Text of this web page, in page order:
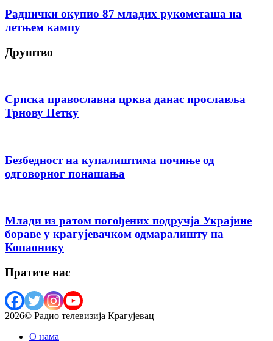
Раднички окупио 87 младих рукометаша на
летњем кампу
Друштво
Српска православна црква данас прославља
Трнову Петку
Безбедност на купалиштима почиње од
одговорног понашања
Млади из ратом погођених подручја Украјине
бораве у крагујевачком одмаралишту на
Копаонику
Пратите нас
2026© Радио телевизија Крагујевац
О нама